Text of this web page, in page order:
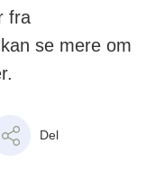
fra
se mere om
Del